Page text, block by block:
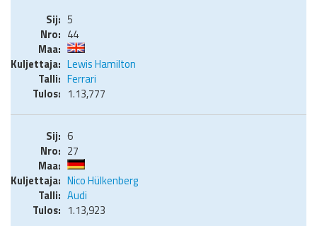
5
44
Lewis Hamilton
Ferrari
1.13,777
6
27
Nico Hülkenberg
Audi
1.13,923